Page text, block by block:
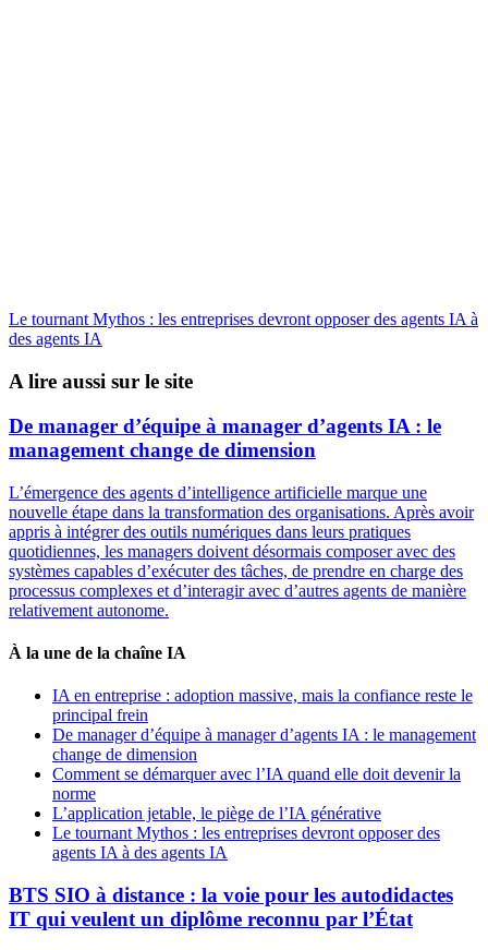
Le tournant Mythos : les entreprises devront opposer des agents IA à
des agents IA
A lire aussi sur le site
De manager d’équipe à manager d’agents IA : le
management change de dimension
L’émergence des agents d’intelligence artificielle marque une
nouvelle étape dans la transformation des organisations. Après avoir
appris à intégrer des outils numériques dans leurs pratiques
quotidiennes, les managers doivent désormais composer avec des
systèmes capables d’exécuter des tâches, de prendre en charge des
processus complexes et d’interagir avec d’autres agents de manière
relativement autonome.
À la une de la chaîne IA
IA en entreprise : adoption massive, mais la confiance reste le
principal frein
De manager d’équipe à manager d’agents IA : le management
change de dimension
Comment se démarquer avec l’IA quand elle doit devenir la
norme
L’application jetable, le piège de l’IA générative
Le tournant Mythos : les entreprises devront opposer des
agents IA à des agents IA
BTS SIO à distance : la voie pour les autodidactes
IT qui veulent un diplôme reconnu par l’État